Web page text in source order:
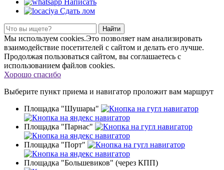
Написать
Сдать лом
Найти
Мы используем cookies.Это позволяет нам анализировать
взаимодействие посетителей с сайтом и делать его лучше.
Продолжая пользоваться сайтом, вы соглашаетесь с
использованием файлов cookies.
Хорошо спасибо
Выберите пункт приема и навигатор проложит вам маршрут
Площадка "Шушары"
Площадка "Парнас"
Площадка "Порт"
Площадка "Большевиков" (через КПП)